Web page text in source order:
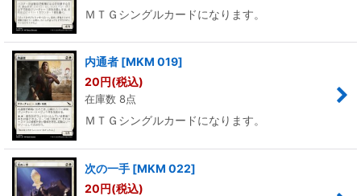
ＭＴＧシングルカードになります。
内通者 [MKM 019]
20円(税込)
在庫数 8点
ＭＴＧシングルカードになります。
次の一手 [MKM 022]
20円(税込)